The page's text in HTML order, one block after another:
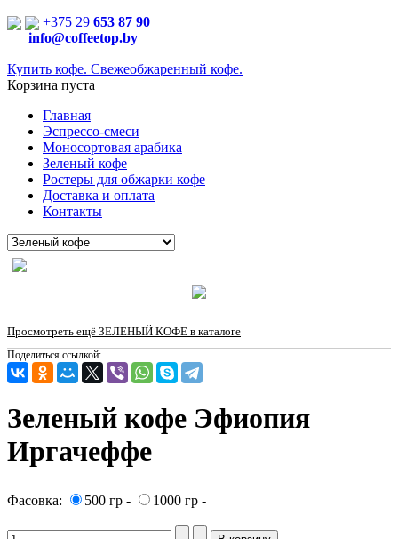
+375 29 653 87 90
info@coffeetop.by
Купить кофе. Свежеобжаренный кофе.
Корзина пуста
Главная
Эспрессо-смеси
Моносортовая арабика
Зеленый кофе
Ростеры для обжарки кофе
Доставка и оплата
Контакты
Просмотреть ещё ЗЕЛЕНЫЙ КОФЕ в каталоге
Поделиться ссылкой:
Зеленый кофе Эфиопия
Иргачеффе
Фасовка: 500 гр - 1000 гр -